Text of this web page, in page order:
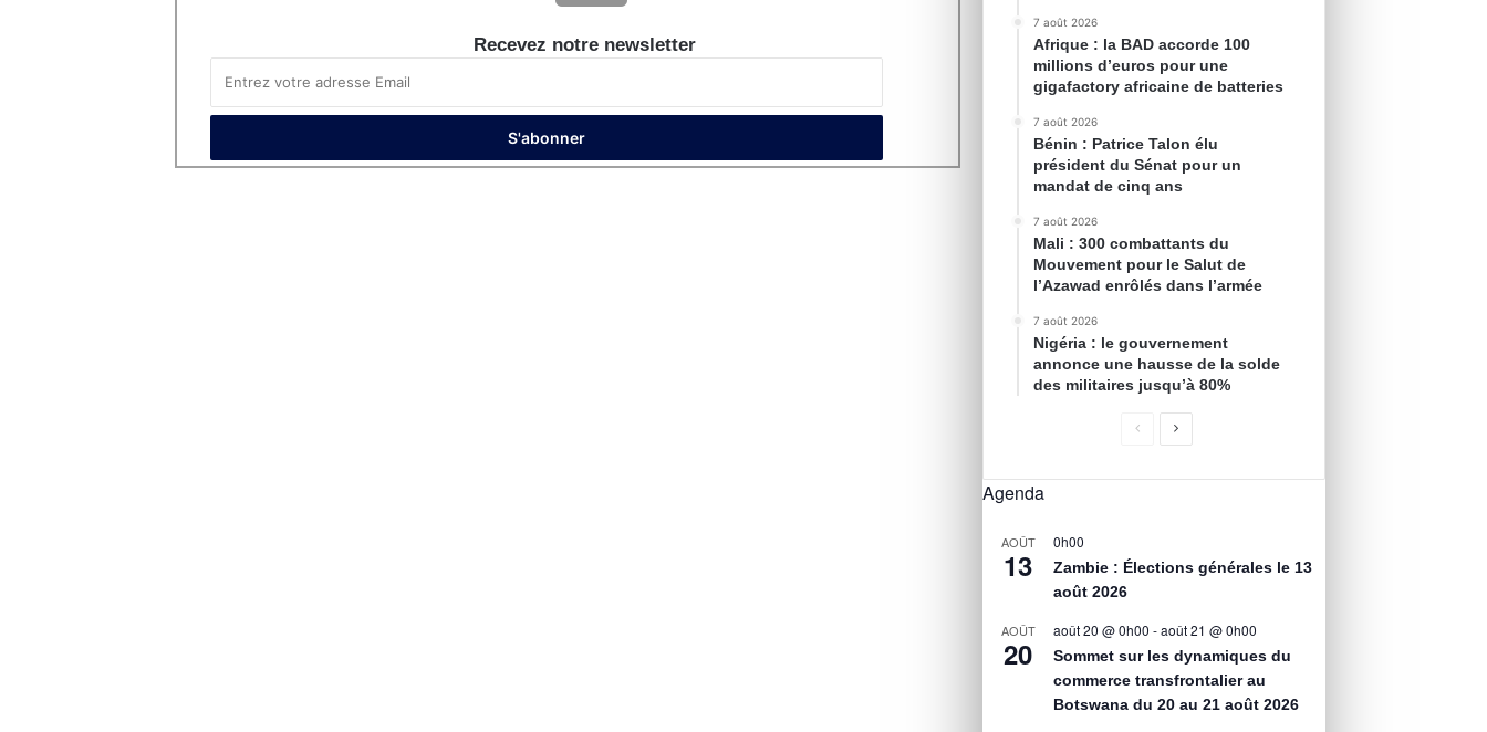
Recevez notre newsletter
7 août 2026
Afrique : la BAD accorde 100
millions d’euros pour une
gigafactory africaine de batteries
7 août 2026
Bénin : Patrice Talon élu
président du Sénat pour un
mandat de cinq ans
7 août 2026
Mali : 300 combattants du
Mouvement pour le Salut de
l’Azawad enrôlés dans l’armée
7 août 2026
Nigéria : le gouvernement
annonce une hausse de la solde
des militaires jusqu’à 80%
Agenda
AOÛT
13
0h00
Zambie : Élections générales le 13
août 2026
AOÛT
20
août 20 @ 0h00 -août 21 @ 0h00
Sommet sur les dynamiques du
commerce transfrontalier au
Botswana du 20 au 21 août 2026